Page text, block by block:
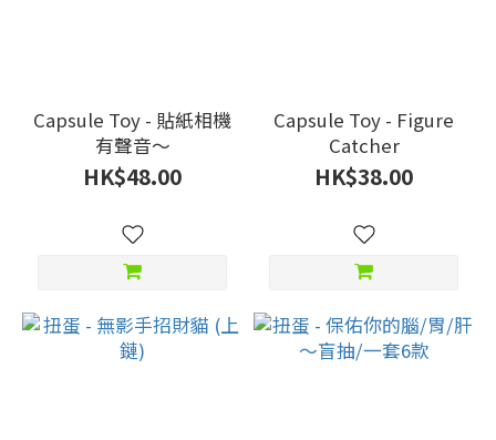
Capsule Toy - 貼紙相機
有聲音～
HK$48.00
Capsule Toy - Figure
Catcher
HK$38.00